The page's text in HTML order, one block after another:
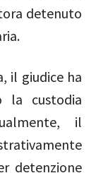
detenuto
il giudice ha
la custodia
il
detenzione